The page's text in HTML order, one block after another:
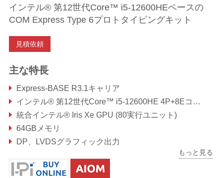
インテル® 第12世代Core™ i5-12600HEベースの
COM Express Type 6プロトタイピングキット
見積依頼
主な特長
Express-BASE R3.1キャリア
インテル® 第12世代Core™ i5-12600HE 4P+8EコアSoC搭載Express-ADPモジュール
統合インテル® Iris Xe GPU (80実行ユニット)
64GBメモリ
DP、LVDSグラフィック出力
もっと見る